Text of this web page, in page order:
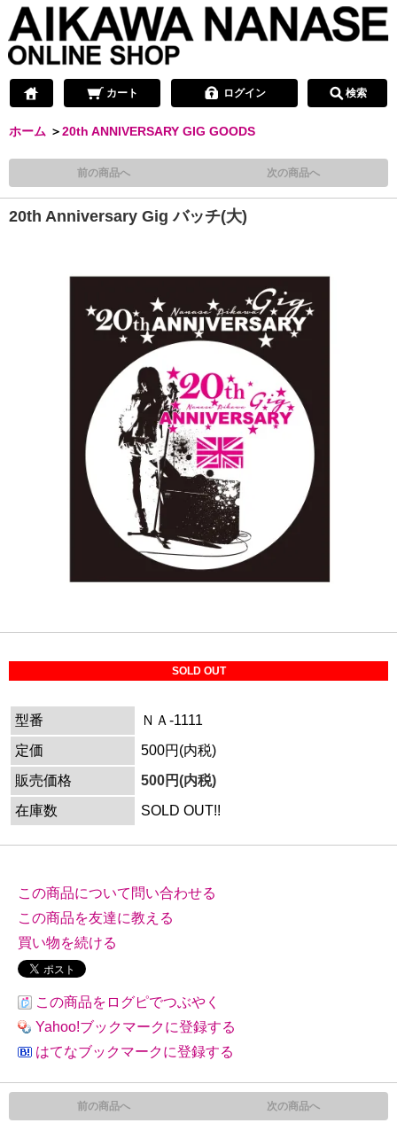
カート ログイン 検索
ホーム ＞20th ANNIVERSARY GIG GOODS
前の商品へ 次の商品へ
20th Anniversary Gig バッチ(大)
SOLD OUT
型番
ＮＡ-1111
定価
500円(内税)
販売価格
500円(内税)
在庫数
SOLD OUT!!
この商品について問い合わせる
この商品を友達に教える
買い物を続ける
この商品をログピでつぶやく
Yahoo!ブックマークに登録する
はてなブックマークに登録する
前の商品へ 次の商品へ